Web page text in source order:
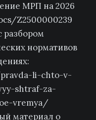
МРП на 2026
Z2500000239
разбором
нормативов
li-chto-v-
shtraf-za-
vremya/
материал о